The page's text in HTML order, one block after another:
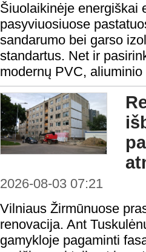
Šiuolaikinėje energiškai
pasyviuosiuose
sandarumo bei garso
standartus. Net ir
modernų PVC, aliuminio
2026-08-03 07:21
Vilniaus Žirmūnuose
renovacija. Ant
gamykloje pagaminti